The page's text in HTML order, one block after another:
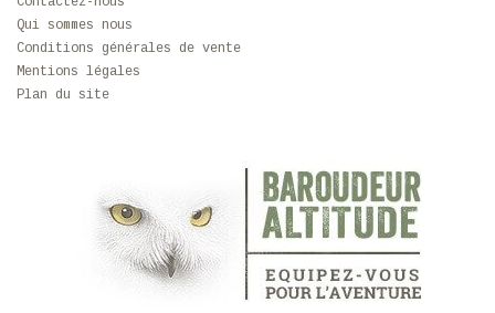
Qui sommes nous
Conditions générales de vente
Mentions légales
Plan du site